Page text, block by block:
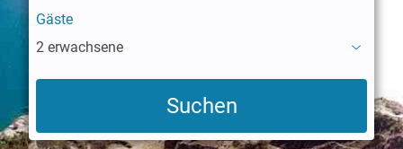
Gäste
2 erwachsene